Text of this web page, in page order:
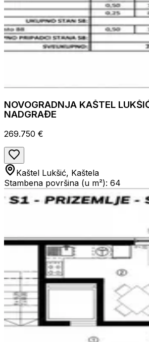
NOVOGRADNJA KAŠTEL
NADGRAĐE
269.750 €
Kaštel Lukšić, Kaštela
Stambena površina (u m²): 64